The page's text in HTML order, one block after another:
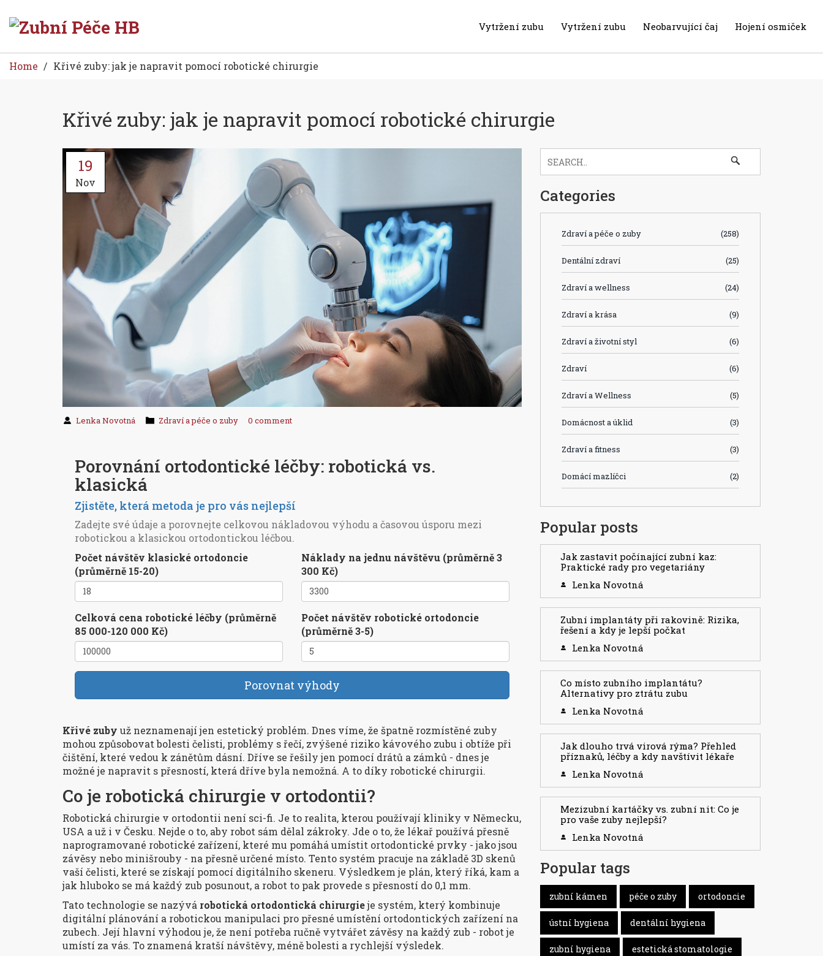
Vytržení zubu Vytržení zubu Neobarvující čaj Hojení osmiček
Home Křivé zuby: jak je napravit pomocí robotické chirurgie
Křivé zuby: jak je napravit pomocí robotické chirurgie
19
Nov
Lenka Novotná Zdraví a péče o zuby 0 comment
Porovnání ortodontické léčby: robotická vs.
klasická
Zjistěte, která metoda je pro vás nejlepší
Zadejte své údaje a porovnejte celkovou nákladovou výhodu a časovou úsporu mezi
robotickou a klasickou ortodontickou léčbou.
Počet návštěv klasické ortodoncie
(průměrně 15-20)
Náklady na jednu návštěvu (průměrně 3
300 Kč)
Celková cena robotické léčby (průměrně
85 000-120 000 Kč)
Počet návštěv robotické ortodoncie
(průměrně 3-5)
Porovnat výhody
Křivé zuby už neznamenají jen estetický problém. Dnes víme, že špatně rozmístěné zuby
mohou způsobovat bolesti čelisti, problémy s řečí, zvýšené riziko kávového zubu i obtíže při
čištění, které vedou k zánětům dásní. Dříve se řešily jen pomocí drátů a zámků - dnes je
možné je napravit s přesností, která dříve byla nemožná. A to díky robotické chirurgii.
Co je robotická chirurgie v ortodontii?
Robotická chirurgie v ortodontii není sci-fi. Je to realita, kterou používají kliniky v Německu,
USA a už i v Česku. Nejde o to, aby robot sám dělal zákroky. Jde o to, že lékař používá přesně
naprogramované robotické zařízení, které mu pomáhá umístit ortodontické prvky - jako jsou
závěsy nebo minišrouby - na přesně určené místo. Tento systém pracuje na základě 3D skenů
vaší čelisti, které se získají pomocí digitálního skeneru. Výsledkem je plán, který říká, kam a
jak hluboko se má každý zub posunout, a robot to pak provede s přesností do 0,1 mm.
Tato technologie se nazývá robotická ortodontická chirurgieje systém, který kombinuje
digitální plánování a robotickou manipulaci pro přesné umístění ortodontických zařízení na
zubech. Její hlavní výhodou je, že není potřeba ručně vytvářet závěsy na každý zub - robot je
umístí za vás. To znamená kratší návštěvy, méně bolesti a rychlejší výsledek.
Categories
Zdraví a péče o zuby (258)
Dentální zdraví (25)
Zdraví a wellness (24)
Zdraví a krása (9)
Zdraví a životní styl (6)
Zdraví (6)
Zdraví a Wellness (5)
Domácnost a úklid (3)
Zdraví a fitness (3)
Domácí mazlíčci (2)
Popular posts
Jak zastavit počínající zubní kaz:
Praktické rady pro vegetariány
Lenka Novotná
Zubní implantáty při rakovině: Rizika,
řešení a kdy je lepší počkat
Lenka Novotná
Co místo zubního implantátu?
Alternativy pro ztrátu zubu
Lenka Novotná
Jak dlouho trvá virová rýma? Přehled
příznaků, léčby a kdy navštívit lékaře
Lenka Novotná
Mezizubní kartáčky vs. zubní nit: Co je
pro vaše zuby nejlepší?
Lenka Novotná
Popular tags
zubní kámen péče o zuby ortodoncie
ústní hygiena dentální hygiena
zubní hygiena estetická stomatologie